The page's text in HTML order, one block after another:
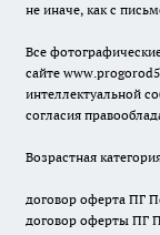
не иначе, как с
Все
сайте
интеллектуальной
согласия
Возрастная
договор оферта ПГ
договор оферты ПГ